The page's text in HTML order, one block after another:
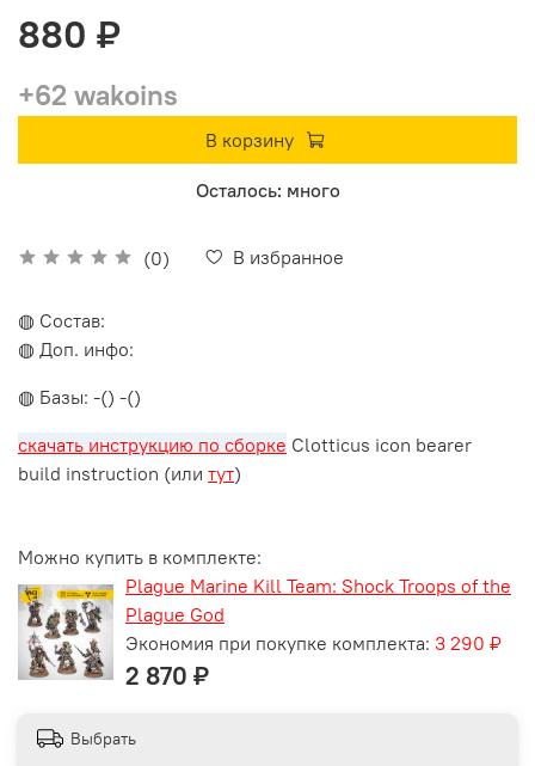
(0) В избранное
880 ₽
+62 wakoins
В корзину
Осталось: много
◍ Состав:
◍ Доп. инфо:
◍ Базы: -() -()
скачать инструкцию по сборке Clotticus icon bearer
build instruction (или тут)
Выбрать
Можно купить в комплекте:
Plague Marine Kill Team: Shock Troops of the
Plague God
Экономия при покупке комплекта: 3 290 ₽
2 870 ₽